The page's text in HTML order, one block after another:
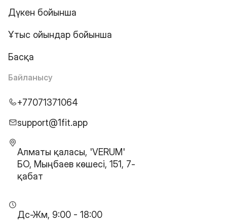
Дүкен бойынша
Ұтыс ойындар бойынша
Басқа
Байланысу
+77071371064
support@1fit.app
Алматы қаласы, 'VERUM'
БО, Мыңбаев көшесі, 151, 7-
қабат
Дс-Жм, 9:00 - 18:00